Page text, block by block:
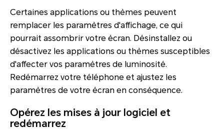
Certaines applications ou thèmes peuvent
remplacer les paramètres d'affichage, ce qui
pourrait assombrir votre écran. Désinstallez ou
désactivez les applications ou thèmes susceptibles
d'affecter vos paramètres de luminosité.
Redémarrez votre téléphone et ajustez les
paramètres de votre écran en conséquence.
Opérez les mises à jour logiciel et
redémarrez